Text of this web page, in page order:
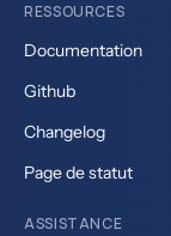
RESSOURCES
Documentation
Github
Changelog
Page de statut
ASSISTANCE